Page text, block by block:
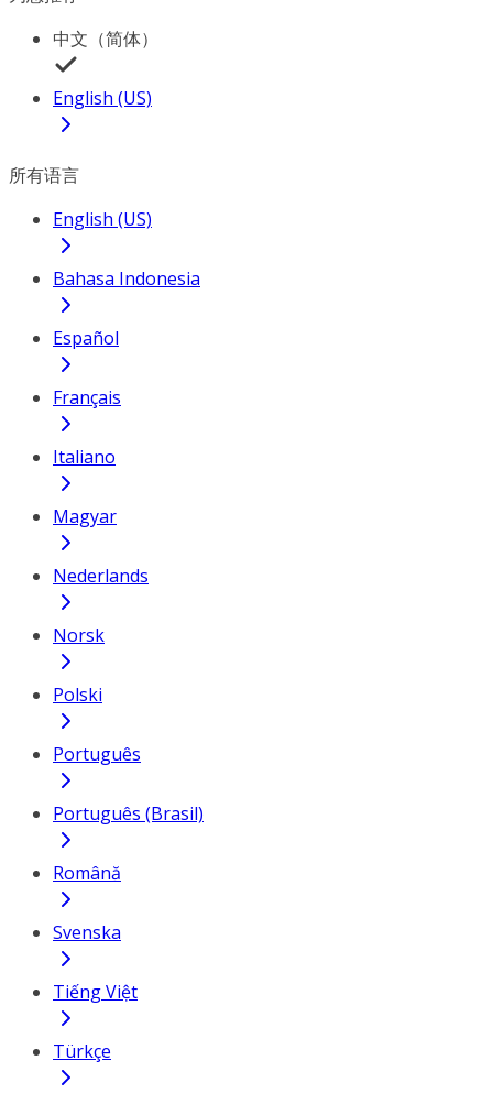
中文（简体）
English (US)
所有语言
English (US)
Bahasa Indonesia
Español
Français
Italiano
Magyar
Nederlands
Norsk
Polski
Português
Português (Brasil)
Română
Svenska
Tiếng Việt
Türkçe